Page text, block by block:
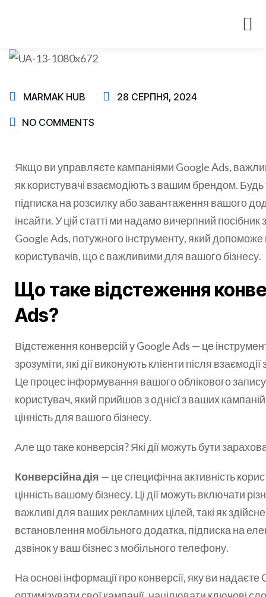
MARMAK HUB 28 СЕРПНЯ, 2024
NO COMMENTS
Якщо ви управляєте кампаніями Google Ads,
як користувачі взаємодіють з вашим брендом. Будь
підписка на розсилку або завантаження вашого
інсайти. У цій статті ми надамо вичерпний посібник
Google Ads, потужного інструменту, який допоможе
користувачів, що є важливими для вашого бізнесу.
Що таке відстеження
Ads?
Відстеження конверсій у Google Ads — це
зрозуміти, які дії виконують клієнти після
Це процес інформування вашого облікового
користувач, який прийшов з однієї з ваших
цінність для вашого бізнесу.
Але що таке конверсія? Які дії можуть бути
Конверсійна дія — це специфічна активність
цінність вашому бізнесу. Ці дії можуть включати
важливі для ваших рекламних цілей, такі як
встановлення мобільного додатка, підписка на
дзвінок у ваш бізнес з мобільного телефону.
На основі інформації про конверсії, яку ви